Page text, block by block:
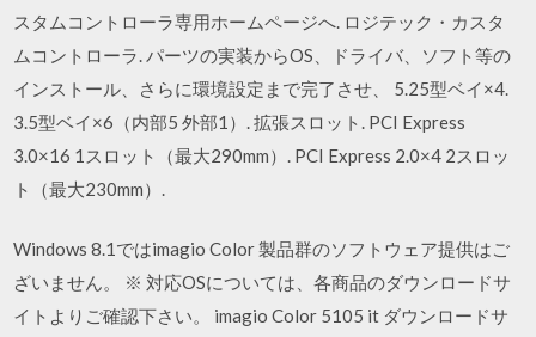
スタムコントローラ専用ホームページへ. ロジテック・カスタ
ムコントローラ. パーツの実装からOS、ドライバ、ソフト等の
インストール、さらに環境設定まで完了させ、 5.25型ベイ×4.
3.5型ベイ×6（内部5 外部1）. 拡張スロット. PCI Express
3.0×16 1スロット（最大290mm）. PCI Express 2.0×4 2スロッ
ト（最大230mm）.
Windows 8.1ではimagio Color 製品群のソフトウェア提供はご
ざいません。 ※ 対応OSについては、各商品のダウンロードサ
イトよりご確認下さい。 imagio Color 5105 it ダウンロードサ